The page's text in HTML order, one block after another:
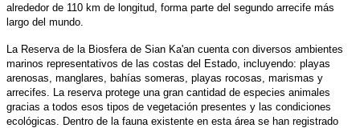
alrededor de 110 km de longitud, forma parte del segundo arrecife más
largo del mundo.
La Reserva de la Biosfera de Sian Ka'an cuenta con diversos ambientes
marinos representativos de las costas del Estado, incluyendo: playas
arenosas, manglares, bahías someras, playas rocosas, marismas y
arrecifes. La reserva protege una gran cantidad de especies animales
gracias a todos esos tipos de vegetación presentes y las condiciones
ecológicas. Dentro de la fauna existente en esta área se han registrado